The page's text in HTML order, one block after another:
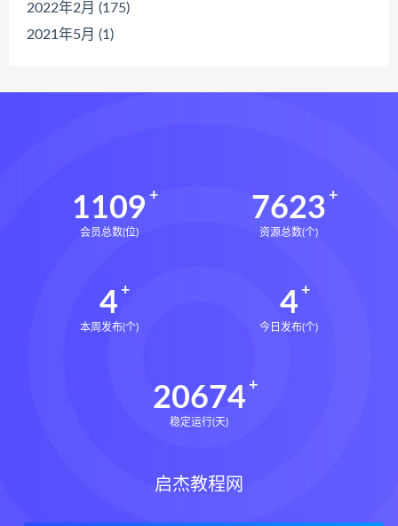
2022年2月 (175)
2021年5月 (1)
1109
会员总数(位)
7623
资源总数(个)
4
本周发布(个)
4
今日发布(个)
20674
稳定运行(天)
启杰教程网